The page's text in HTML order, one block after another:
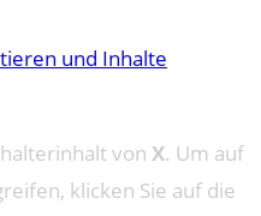
und Inhalte
von X. Um auf
klicken Sie auf die